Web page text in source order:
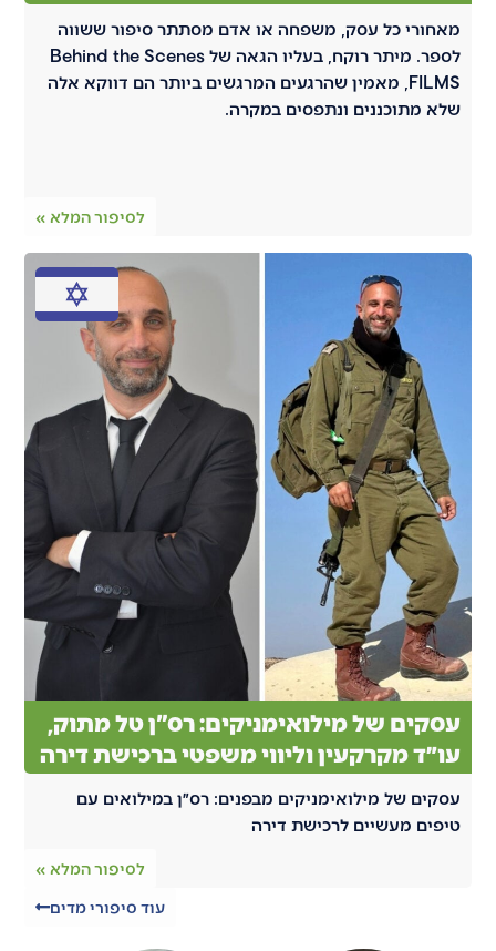
מאחורי כל עסק, משפחה או אדם מסתתר סיפור ששווה
לספר. מיתר רוקח, בעליו הגאה של Behind the Scenes
FILMS, מאמין שהרגעים המרגשים ביותר הם דווקא אלה
שלא מתוכננים ונתפסים במקרה.
לסיפור המלא »
עסקים של מילואימניקים: רס"ן טל מתוק,
עו״ד מקרקעין וליווי משפטי ברכישת דירה
עסקים של מילואימניקים מבפנים: רס״ן במילואים עם
טיפים מעשיים לרכישת דירה
לסיפור המלא »
עוד סיפורי מדים